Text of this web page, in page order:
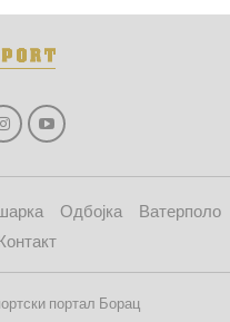
Одбојка
Ватерполо
портал Борац